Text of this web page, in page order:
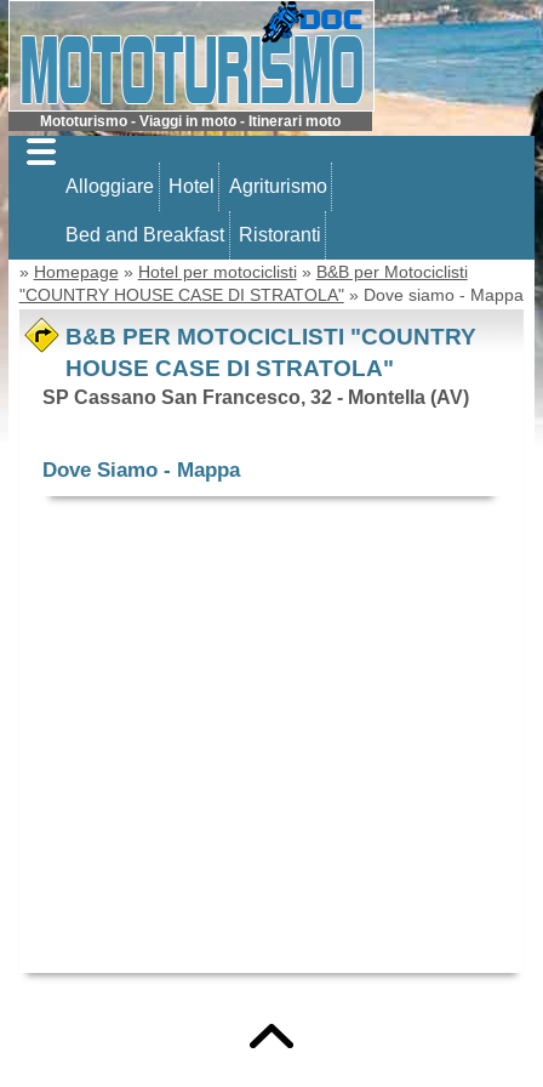
Mototurismo - Viaggi in moto - Itinerari moto
Alloggiare Hotel Agriturismo
Bed and Breakfast Ristoranti
» Homepage » Hotel per motociclisti» B&B per Motociclisti
"COUNTRY HOUSE CASE DI STRATOLA"» Dove siamo - Mappa
B&B PER MOTOCICLISTI "COUNTRY
HOUSE CASE DI STRATOLA"
SP Cassano San Francesco, 32 - Montella (AV)
Dove Siamo - Mappa